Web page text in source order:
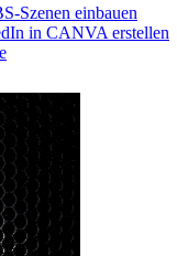
Szenen einbauen
in CANVA erstellen